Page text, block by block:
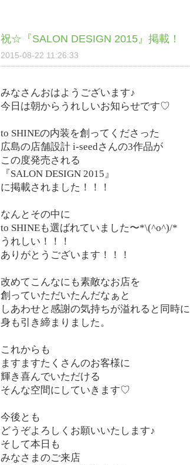
祝☆『SALON DESIGN 2015』掲載！
2015-08-22 11:26:33
みなさんおはようございます♪
今日は朝からうれしいお知らせです♡
to SHINEの内装を創ってくださった
広島の店舗設計 i-seedさんの3作品が
この度発売される
『SALON DESIGN 2015』
に掲載されました！！！
なんとその中に
to SHINEも選ばれていました〜*\(^o^)/*
うれしい！！！
ありがとうございます！！！
改めてこんなにも素敵なお店を
創っていただいたんだなぁと
しあわせと感謝の気持ちが溢れると同時に
身も引き締まりました。
これからも
ますますたくさんのお客様に
輝き喜んでいただける
そんな空間にしていきます♡
今後とも
どうぞよろしくお願いいたします♪
そして本日も
みなさまのご来店